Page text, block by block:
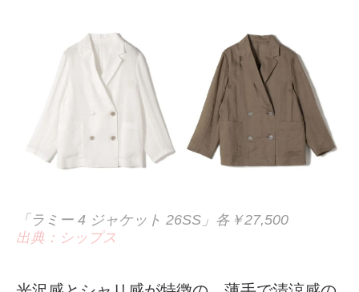
「ラミー 4 ジャケット 26SS」各￥27,500
出典：シップス